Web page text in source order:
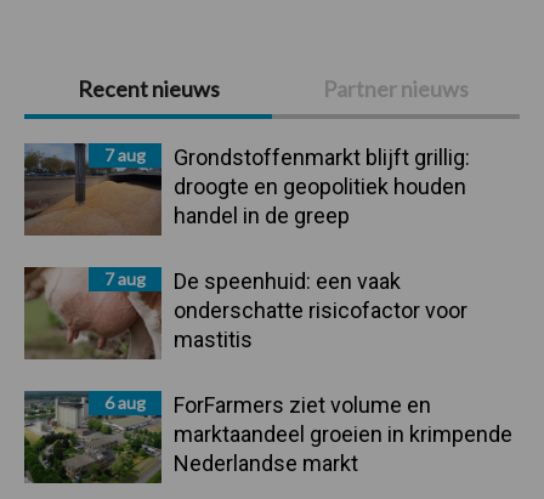
Primaire
Sidebar
Recent nieuws Partner nieuws
7 aug
Grondstoffenmarkt blijft grillig:
droogte en geopolitiek houden
handel in de greep
7 aug
De speenhuid: een vaak
onderschatte risicofactor voor
mastitis
6 aug
ForFarmers ziet volume en
marktaandeel groeien in krimpende
Nederlandse markt